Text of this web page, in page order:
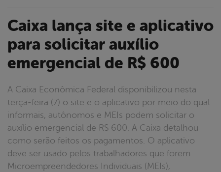
Caixa lança site e aplicativo
para solicitar auxílio
emergencial de R$ 600
A Caixa Econômica Federal disponibilizou nesta
terça-feira (7) o site e o aplicativo por meio do qual
informais, autônomos e MEIs podem solicitar o
auxílio emergencial de R$ 600. A Caixa detalhou
como serão feitos os pagamentos. O aplicativo
deve ser usado pelos trabalhadores que forem
Microempreendedores Individuais (MEIs),